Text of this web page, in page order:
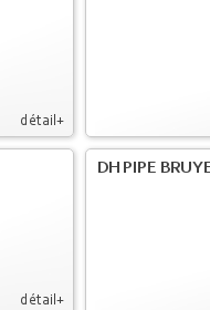
détail+
détail+
DH PIPE